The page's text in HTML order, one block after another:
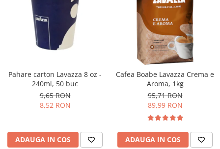
Pahare carton Lavazza 8 oz -
240ml, 50 buc
9,65 RON
8,52 RON
ADAUGA IN COS
Cafea Boabe Lavazza Crema e
Aroma, 1kg
95,71 RON
89,99 RON
ADAUGA IN COS